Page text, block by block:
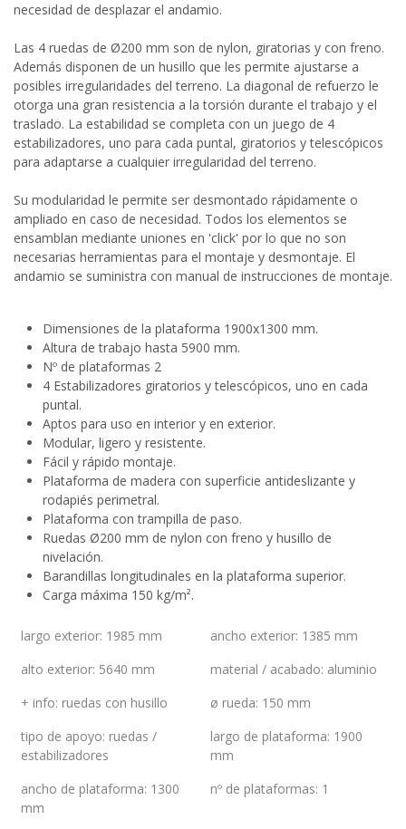
necesidad de desplazar el andamio.
Las 4 ruedas de Ø200 mm son de nylon, giratorias y con freno.
Además disponen de un husillo que les permite ajustarse a
posibles irregularidades del terreno. La diagonal de refuerzo le
otorga una gran resistencia a la torsión durante el trabajo y el
traslado. La estabilidad se completa con un juego de 4
estabilizadores, uno para cada puntal, giratorios y telescópicos
para adaptarse a cualquier irregularidad del terreno.
Su modularidad le permite ser desmontado rápidamente o
ampliado en caso de necesidad. Todos los elementos se
ensamblan mediante uniones en 'click' por lo que no son
necesarias herramientas para el montaje y desmontaje. El
andamio se suministra con manual de instrucciones de montaje.
Dimensiones de la plataforma 1900x1300 mm.
Altura de trabajo hasta 5900 mm.
Nº de plataformas 2
4 Estabilizadores giratorios y telescópicos, uno en cada
puntal.
Aptos para uso en interior y en exterior.
Modular, ligero y resistente.
Fácil y rápido montaje.
Plataforma de madera con superficie antideslizante y
rodapiés perimetral.
Plataforma con trampilla de paso.
Ruedas Ø200 mm de nylon con freno y husillo de
nivelación.
Barandillas longitudinales en la plataforma superior.
Carga máxima 150 kg/m².
largo exterior: 1985 mm ancho exterior: 1385 mm
alto exterior: 5640 mm material / acabado: aluminio
+ info: ruedas con husillo ø rueda: 150 mm
tipo de apoyo: ruedas /
estabilizadores
largo de plataforma: 1900
mm
ancho de plataforma: 1300
mm
nº de plataformas: 1